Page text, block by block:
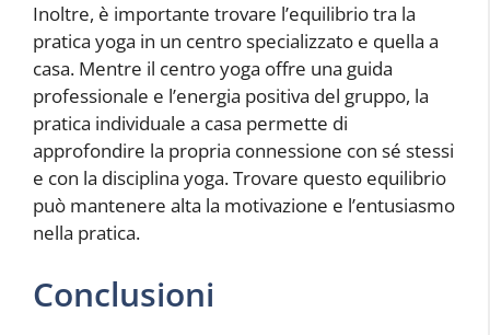
Inoltre, è importante trovare l’equilibrio tra la
pratica yoga in un centro specializzato e quella a
casa. Mentre il centro yoga offre una guida
professionale e l’energia positiva del gruppo, la
pratica individuale a casa permette di
approfondire la propria connessione con sé stessi
e con la disciplina yoga. Trovare questo equilibrio
può mantenere alta la motivazione e l’entusiasmo
nella pratica.
Conclusioni